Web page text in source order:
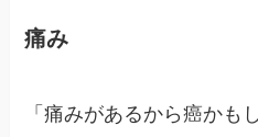
痛み
「痛みがあるから癌かも